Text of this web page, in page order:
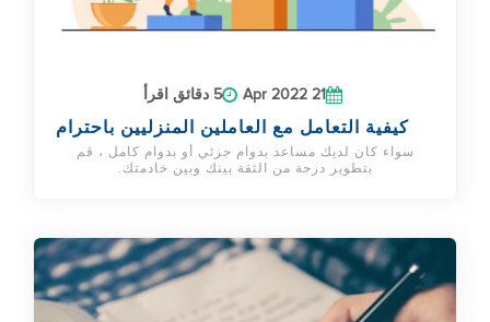
21 Apr 2022 5 دقائق اقرأ
كيفية التعامل مع العاملين المنزليين باحترام
سواء كان لديك مساعد بدوام جزئي أو بدوام كامل ، قم
بتطوير درجة من الثقة بينك وبين خادمتك.